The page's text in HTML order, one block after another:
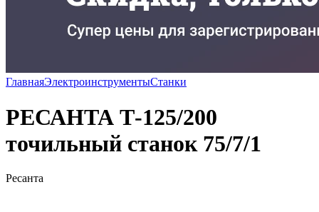
ГлавнаяЭлектроинструментыСтанки
РЕСАНТА Т-125/200
точильный станок 75/7/1
Ресанта